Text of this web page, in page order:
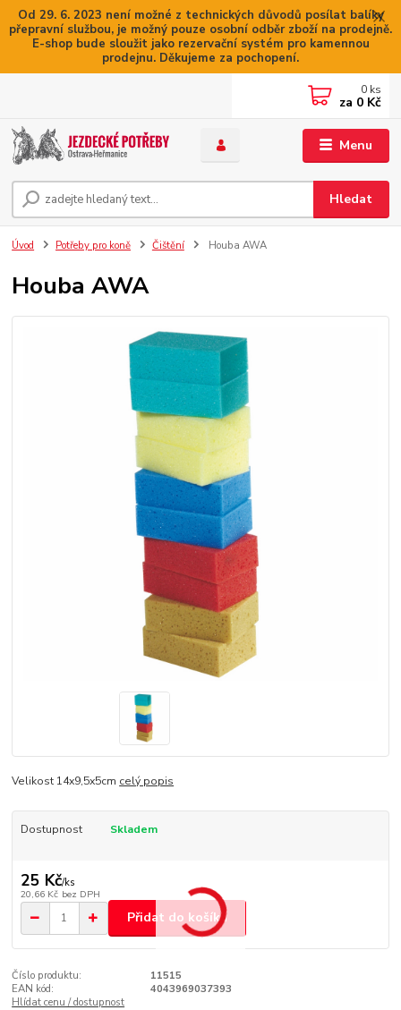
Od 29. 6. 2023 není možné z technických důvodů posílat balíky
přepravní službou, je možný pouze osobní odběr zboží na prodejně.
E-shop bude sloužit jako rezervační systém pro kamennou
prodejnu. Děkujeme za pochopení.
Menu
Hledat
0 ks
za 0 Kč
Úvod Potřeby pro koně Čištění Houba AWA
Houba AWA
Velikost 14x9,5x5cm celý popis
Dostupnost Skladem
25 Kč/ks
20,66 Kč bez DPH
Přidat do košíku
Číslo produktu:
11515
EAN kód:
4043969037393
Hlídat cenu / dostupnost